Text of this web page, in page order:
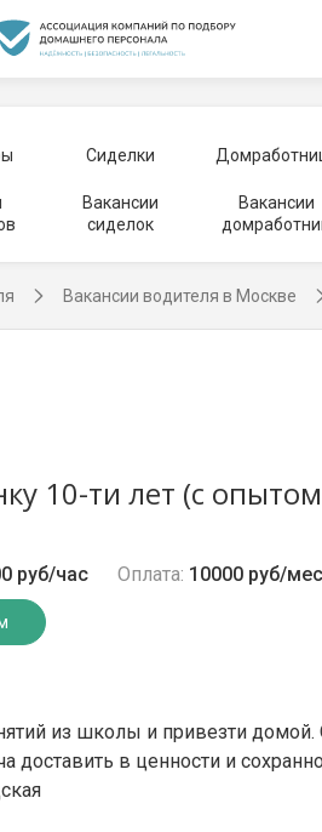
Сиделки
Вакансии
сиделок
Вакансии
Вакансии водителя в Москве
10-ти лет (с
руб/час Оплата: 10000 руб/мес
из школы и привезти
доставить в ценности и